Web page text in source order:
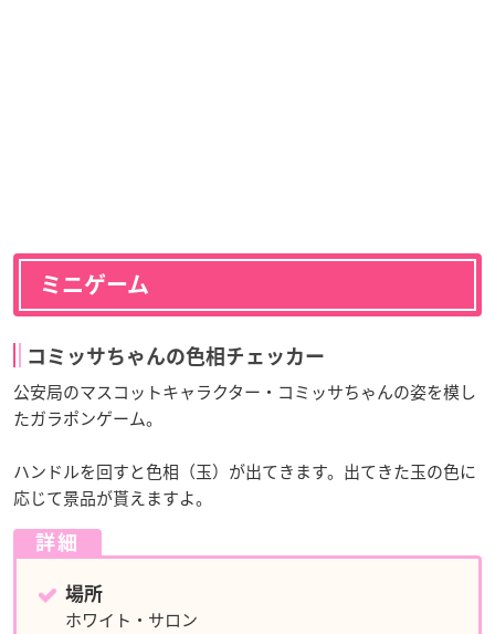
ミニゲーム
コミッサちゃんの色相チェッカー
公安局のマスコットキャラクター・コミッサちゃんの姿を模し
たガラポンゲーム。
ハンドルを回すと色相（玉）が出てきます。出てきた玉の色に
応じて景品が貰えますよ。
詳細
場所
ホワイト・サロン